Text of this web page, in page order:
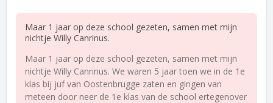
Maar 1 jaar op deze school gezeten, samen met mijn
nichtje Willy Canrinus.
Maar 1 jaar op deze school gezeten, samen met mijn
nichtje Willy Canrinus. We waren 5 jaar toen we in de 1e
klas bij juf van Oostenbrugge zaten en gingen van
meteen door neer de 1e klas van de school ertegenover